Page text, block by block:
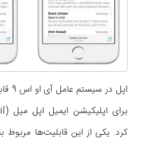
اپل
کرد. یکی از این قابلیت‌ها